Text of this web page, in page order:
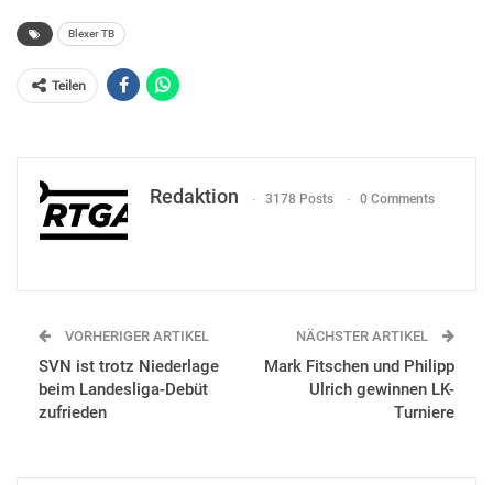
Blexer TB
Teilen
Redaktion 3178 Posts 0 Comments
VORHERIGER ARTIKEL
SVN ist trotz Niederlage
beim Landesliga-Debüt
zufrieden
NÄCHSTER ARTIKEL
Mark Fitschen und Philipp
Ulrich gewinnen LK-
Turniere